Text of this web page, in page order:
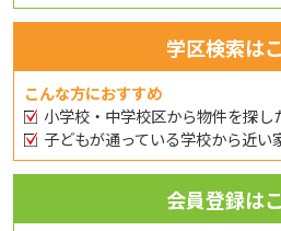
学区検索は
こんな方におすすめ
小学校・中学校区から物件を探し
子どもが通っている学校から近い
会員登録は